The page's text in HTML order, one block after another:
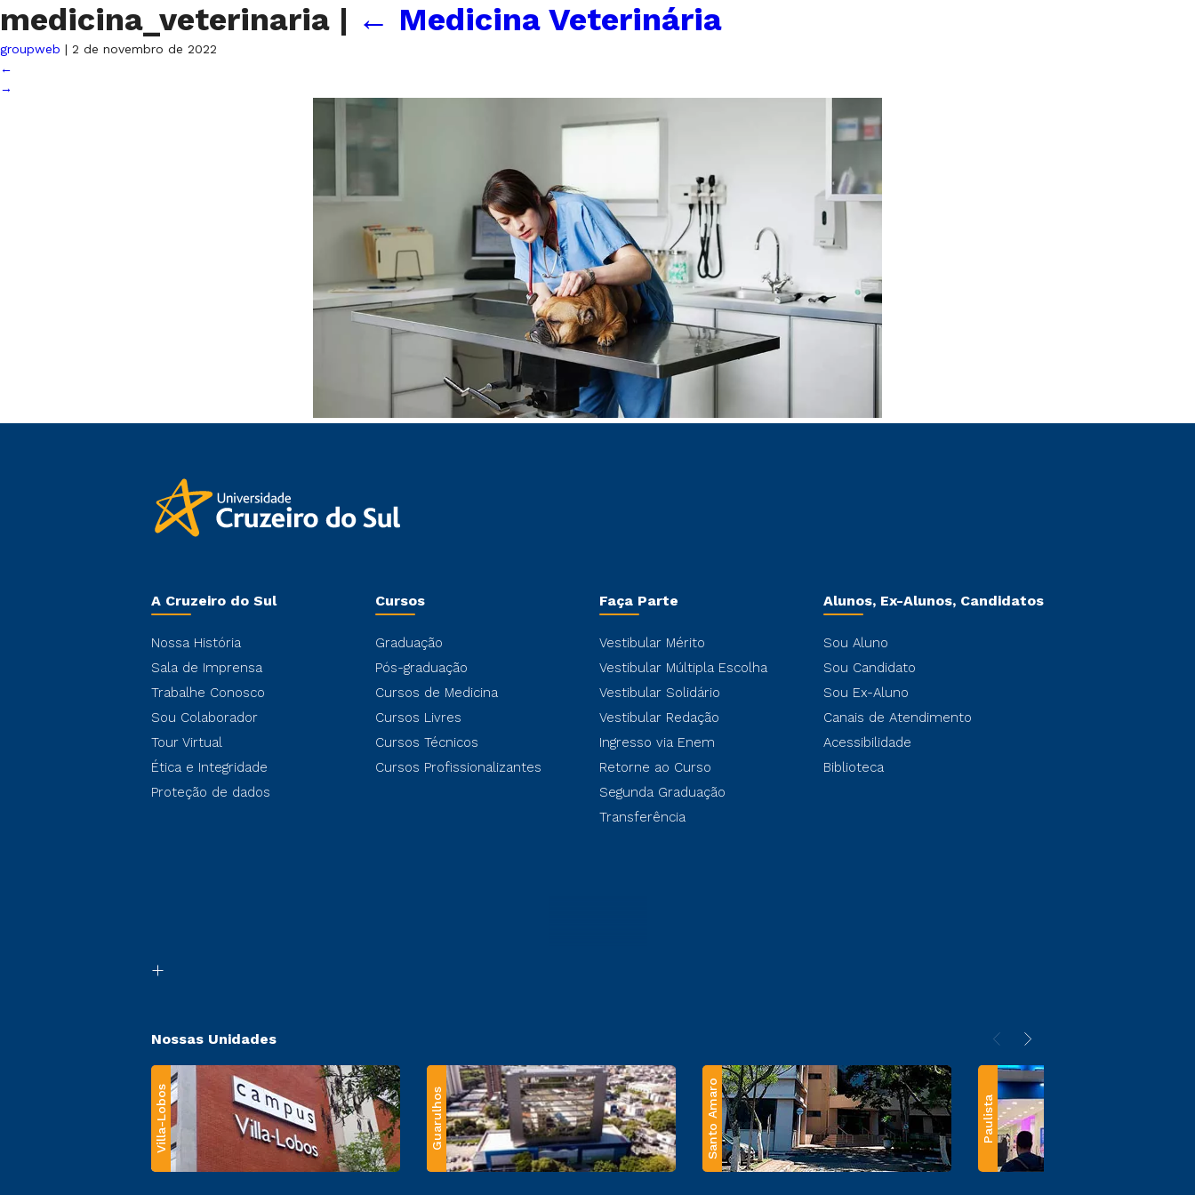
medicina_veterinaria | ← Medicina Veterinária
groupweb | 2 de novembro de 2022
←
→
A Cruzeiro do Sul
Nossa História
Sala de Imprensa
Trabalhe Conosco
Sou Colaborador
Tour Virtual
Ética e Integridade
Proteção de dados
Cursos
Graduação
Pós-graduação
Cursos de Medicina
Cursos Livres
Cursos Técnicos
Cursos Profissionalizantes
Faça Parte
Vestibular Mérito
Vestibular Múltipla Escolha
Vestibular Solidário
Vestibular Redação
Ingresso via Enem
Retorne ao Curso
Segunda Graduação
Transferência
Alunos, Ex-Alunos, Candidatos
Sou Aluno
Sou Candidato
Sou Ex-Aluno
Canais de Atendimento
Acessibilidade
Biblioteca
Nossas Unidades
Villa-Lobos Guarulhos Santo Amaro Paulista